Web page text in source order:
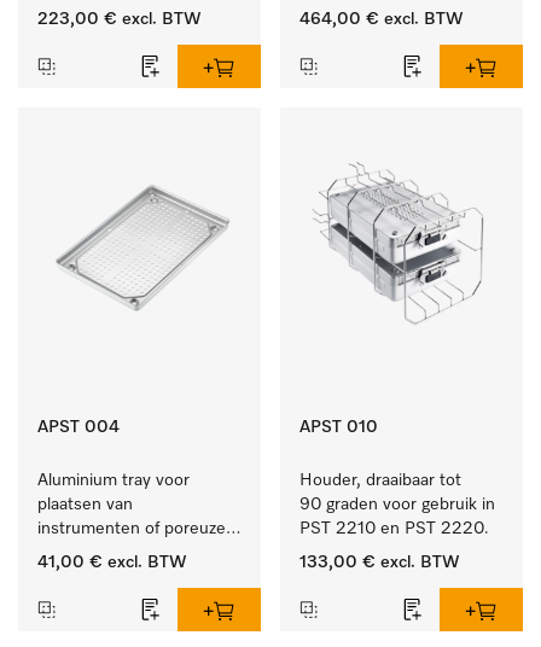
gedemineraliseerd water.
223,00 € excl. BTW
gedemineraliseerd water.
464,00 € excl. BTW
APST 004
Aluminium tray voor
plaatsen van
instrumenten of poreuze
goederen, groot.
41,00 € excl. BTW
APST 010
Houder, draaibaar tot
90 graden voor gebruik in
PST 2210 en PST 2220.
133,00 € excl. BTW